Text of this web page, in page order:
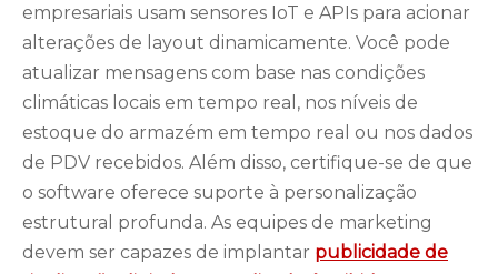
empresariais usam sensores IoT e APIs para acionar
alterações de layout dinamicamente. Você pode
atualizar mensagens com base nas condições
climáticas locais em tempo real, nos níveis de
estoque do armazém em tempo real ou nos dados
de PDV recebidos. Além disso, certifique-se de que
o software oferece suporte à personalização
estrutural profunda. As equipes de marketing
devem ser capazes de implantar publicidade de